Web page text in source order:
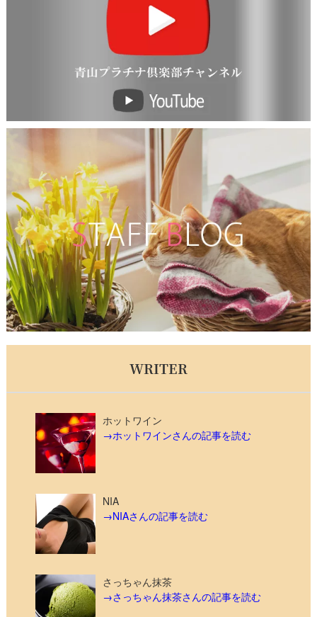
WRITER
ホットワイン
→ホットワインさんの記事を読む
NIA
→NIAさんの記事を読む
さっちゃん抹茶
→さっちゃん抹茶さんの記事を読む